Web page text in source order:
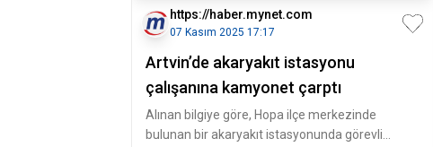
https://haber.mynet.com
07 Kasım 2025 17:17
Artvin’de akaryakıt istasyonu
çalışanına kamyonet çarptı
Alınan bilgiye göre, Hopa ilçe merkezinde
bulunan bir akaryakıt istasyonunda görevli